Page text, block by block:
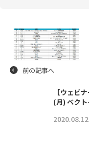
前の記事へ
【ウェビ
(月) ベク
2020.08.12